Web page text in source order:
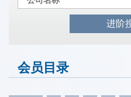
进阶
会员目录